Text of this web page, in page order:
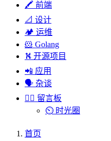
🖍 前端
📐 设计
🏕︎ 运维
🐹 Golang
⛕ 开源项目
📲 应用
🗣︎ 杂谈
✍🏻 留言板
⏲️ 时光圈
首页